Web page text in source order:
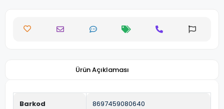
Ürün Açıklaması
Barkod 8697459080640